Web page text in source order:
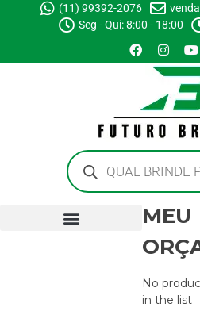
(11) 99392-2076
Seg - Qui: 8:00 - 18:00
MEU
No
in the list